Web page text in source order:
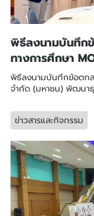
พิธีลงนามบันทึก
ทางการศึกษา
พิธีลงนามบันทึกข้อตกล
จำกัด (มหาชน) พัฒนา
ข่าวสารและกิจกรรม